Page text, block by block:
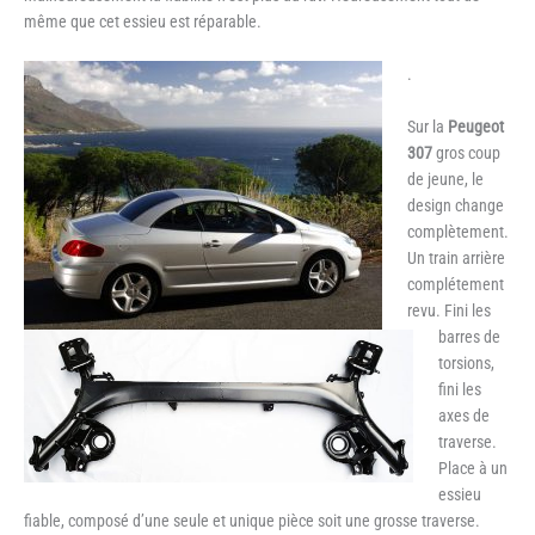
même que cet essieu est réparable.
.
Sur la Peugeot
307gros coup
de jeune, le
design change
complètement.
Un train arrière
complétement
revu. Fini les
barres de
torsions,
fini les
axes de
traverse.
Place à un
essieu
fiable, composé d’une seule et unique pièce soit une grosse traverse.